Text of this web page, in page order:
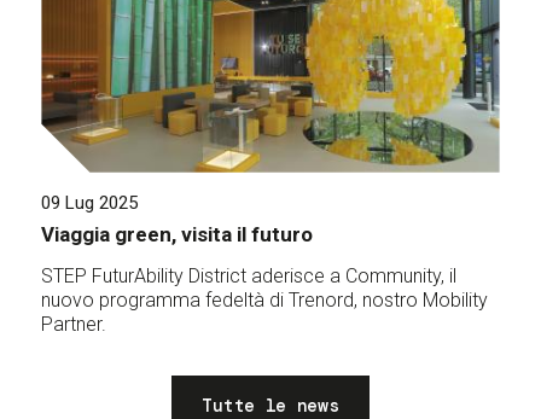
09 Lug 2025
Viaggia green, visita il futuro
STEP FuturAbility District aderisce a Community, il
nuovo programma fedeltà di Trenord, nostro Mobility
Partner.
Tutte le news